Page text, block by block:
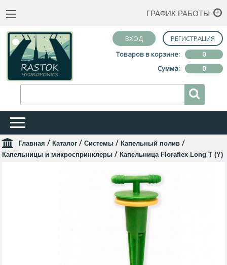
ГРАФИК РАБОТЫ
ВХОД
РЕГИСТРАЦИЯ
Товаров в корзине:
0
Сумма:
0
Главная / Каталог / Системы / Капельный полив /
Капельницы и микроспринклеры / Капельница Floraflex Long T (Y)